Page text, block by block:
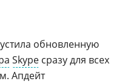
обновленную
Skype сразу для всех
Апдейт